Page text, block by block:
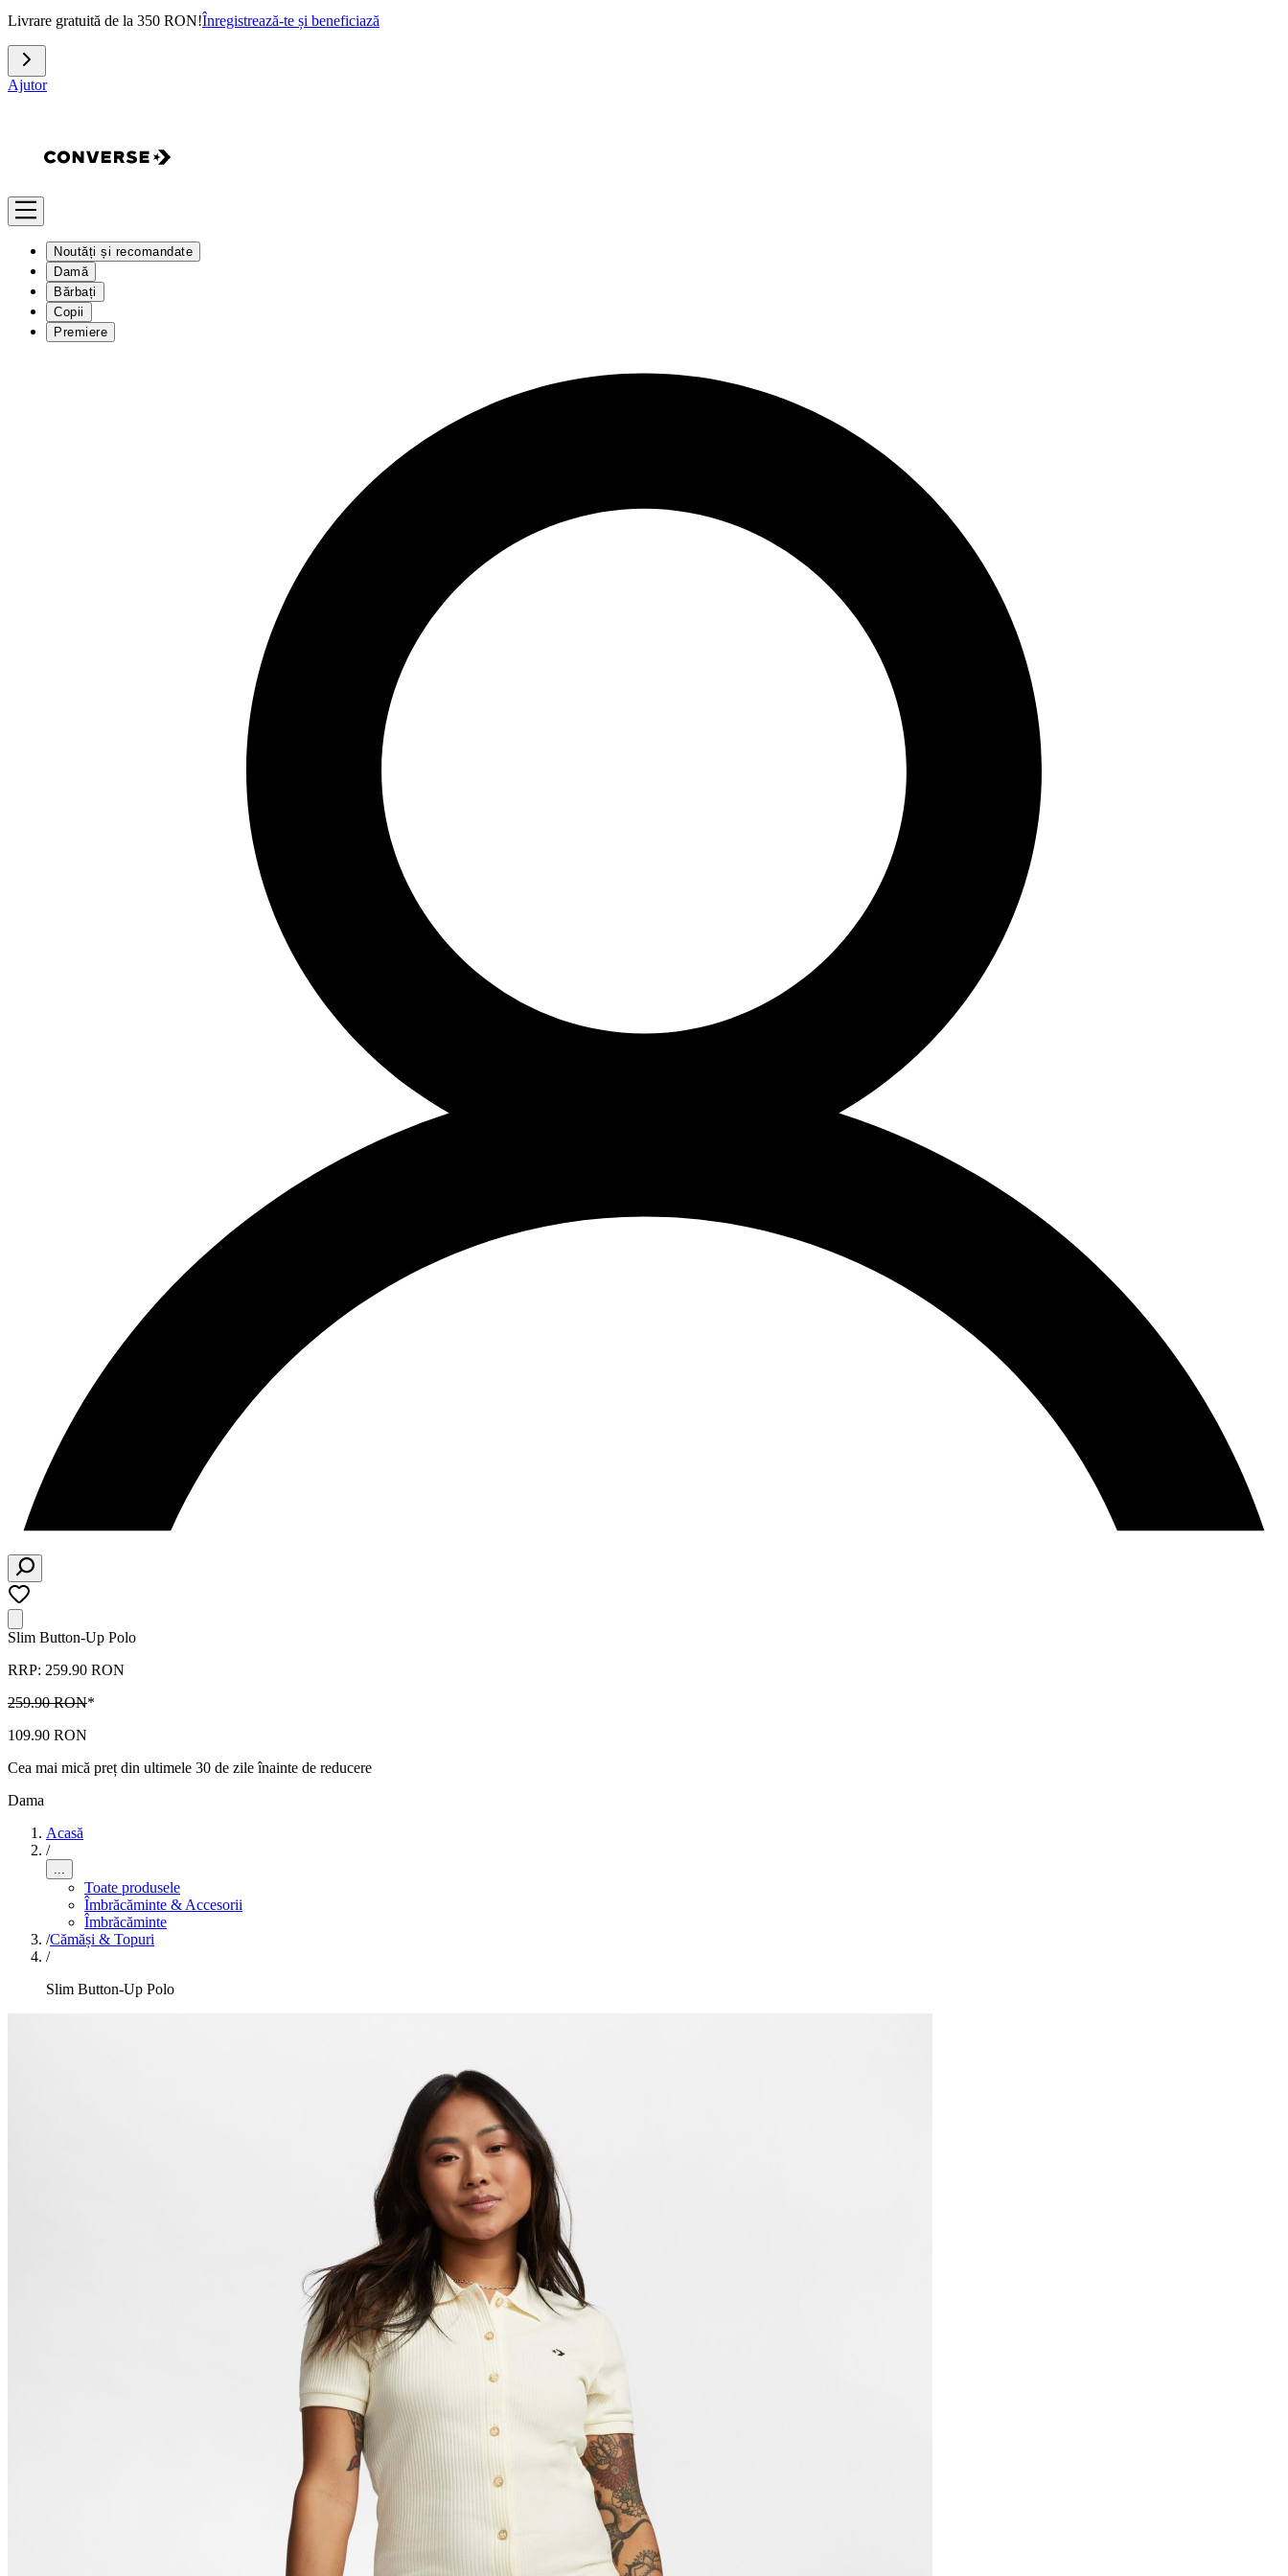
Livrare gratuită de la 350 RON!Înregistrează-te și beneficiază
Ajutor
Noutăți și recomandate
Damă
Bărbați
Copii
Premiere
Slim Button-Up Polo
RRP: 259.90 RON
259.90 RON*
109.90 RON
Cea mai mică preț din ultimele 30 de zile înainte de reducere
Dama
Acasă
/
...
Toate produsele
Îmbrăcăminte & Accesorii
Îmbrăcăminte
/Cămăși & Topuri
/
Slim Button-Up Polo